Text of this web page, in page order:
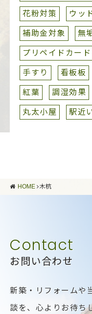
花粉対策
ウッ
補助金対象
無
プリペイドカード
手すり
看板板
紅葉
調湿効果
丸太小屋
駅近
HOME 木杭
お問い合わせ
新築・リフォームや
談を、 心よりお待ち